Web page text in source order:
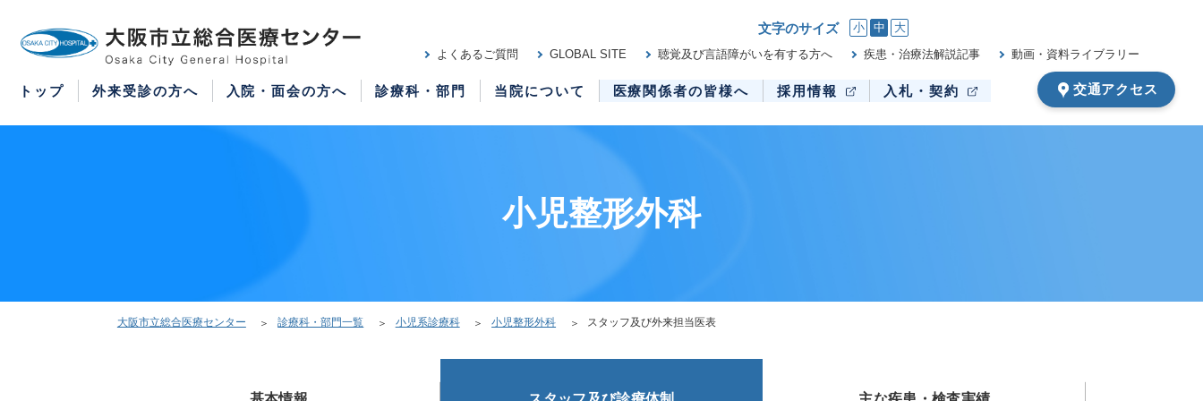
文字のサイズ 小 中 大
交通アクセス
トップ 外来受診の方へ 入院・面会の方へ 診療科・部門 当院について 医療関係者の皆様へ 採用情報 入札・契約
よくあるご質問 GLOBAL SITE 聴覚及び言語障がいを有する方へ 疾患・治療法解説記事 動画・資料ライブラリー
小児整形外科
大阪市立総合医療センター 診療科・部門一覧 小児系診療科 小児整形外科 スタッフ及び外来担当医表
紹介状をお持ちの方はこちら
再診の予約変更はこちら